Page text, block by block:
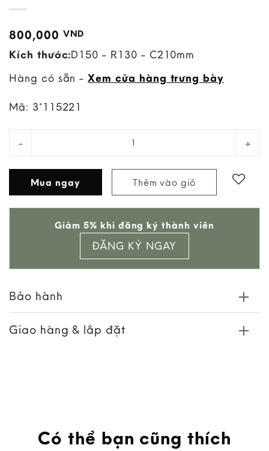
800,000 VND
Kích thước:D150 - R130 - C210mm
Hàng có sẵn -Xem cửa hàng trưng bày
Mã: 3*115221
Mua ngay Thêm vào giỏ
wishlist
Giảm 5% khi đăng ký thành viên
ĐĂNG KÝ NGAY
Bảo hành
Giao hàng & lắp đặt
Có thể bạn cũng thích